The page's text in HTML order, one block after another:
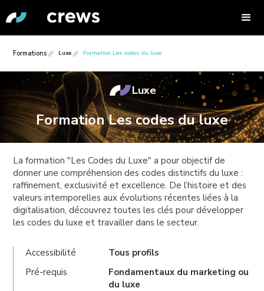
Formations Luxe Formation Les codes du luxe
Luxe
Formation Les codes du luxe
La formation "Les Codes du Luxe" a pour objectif de
donner une compréhension des codes distinctifs du luxe :
raffinement, exclusivité et excellence. De l’histoire et des
valeurs intemporelles aux évolutions récentes liées à la
digitalisation, découvrez toutes les clés pour développer
les codes du luxe et travailler dans le secteur.
Accessibilité
Tous profils
Pré-requis
Fondamentaux du marketing ou
du luxe